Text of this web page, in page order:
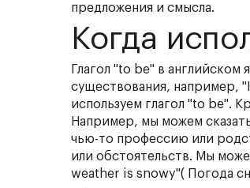
предложения и смысла.
Когда
Глагол "to be" в английском
существования, например,
используем глагол "to be".
Например, мы можем
чью-то профессию или
или обстоятельств. Мы
weather is snowy"( Погода